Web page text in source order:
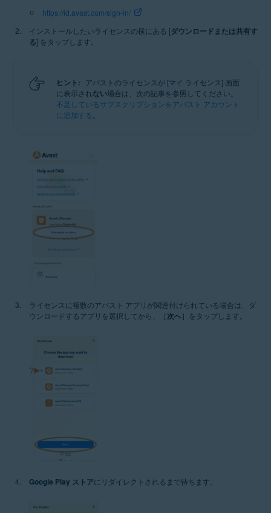
https://id.avast.com/sign-in/
インストールしたいライセンスの横にある [ダウンロードまたは共有す
る] をタップします。
ヒント: アバストのライセンスが [マイ ライセンス] 画面
に表示され ない場合は、次の記事を参照してください。
不足しているサブスクリプションをアバスト アカウント
に追加する
ライセンスに複数のアバスト アプリが関連付けられている場合は、ダ
ウンロードするアプリを選択してから、［ 次へ］をタップします。
Google Play ストアにリダイレクトされるまで待ちます。